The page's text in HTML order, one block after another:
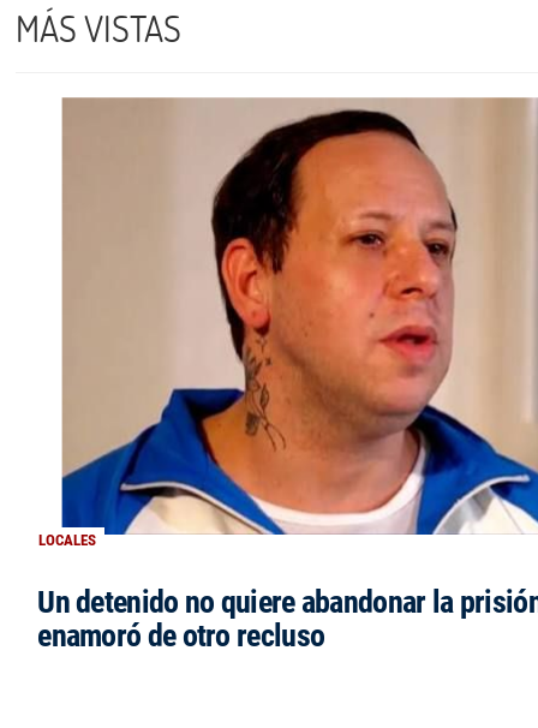
MÁS VISTAS
LOCALES
Un detenido no quiere abandonar la
enamoró de otro recluso